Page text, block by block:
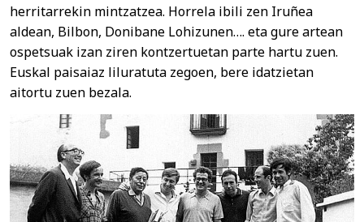
herritarrekin mintzatzea. Horrela ibili zen Iruñea
aldean, Bilbon, Donibane Lohizunen…. eta gure artean
ospetsuak izan ziren kontzertuetan parte hartu zuen.
Euskal paisaiaz liluratuta zegoen, bere idatzietan
aitortu zuen bezala.